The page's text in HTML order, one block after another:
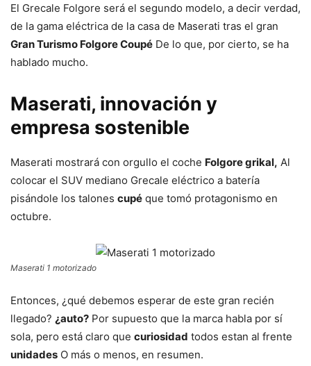
El Grecale Folgore será el segundo modelo, a decir verdad,
de la gama eléctrica de la casa de Maserati tras el gran
Gran Turismo Folgore Coupé De lo que, por cierto, se ha
hablado mucho.
Maserati, innovación y
empresa sostenible
Maserati mostrará con orgullo el coche Folgore grikal, Al
colocar el SUV mediano Grecale eléctrico a batería
pisándole los talones cupé que tomó protagonismo en
octubre.
Maserati 1 motorizado
Entonces, ¿qué debemos esperar de este gran recién
llegado? ¿auto? Por supuesto que la marca habla por sí
sola, pero está claro que curiosidad todos estan al frente
unidades O más o menos, en resumen.